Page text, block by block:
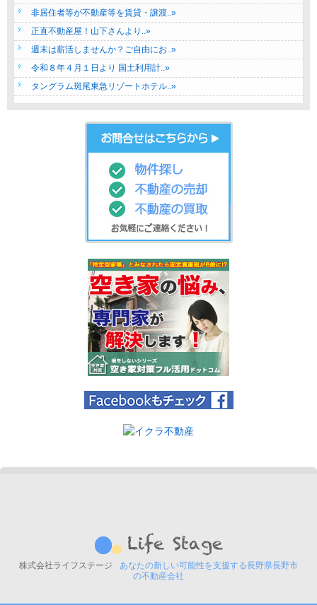
非居住者等が不動産等を賃貸・譲渡..»
正直不動産屋！山下さんより..»
週末は薪活しませんか？ご自由にお..»
令和８年４月１日より 国土利用計..»
タングラム斑尾東急リゾートホテル..»
株式会社ライフステージ
あなたの新しい可能性を支援する長野県長野市
の不動産会社